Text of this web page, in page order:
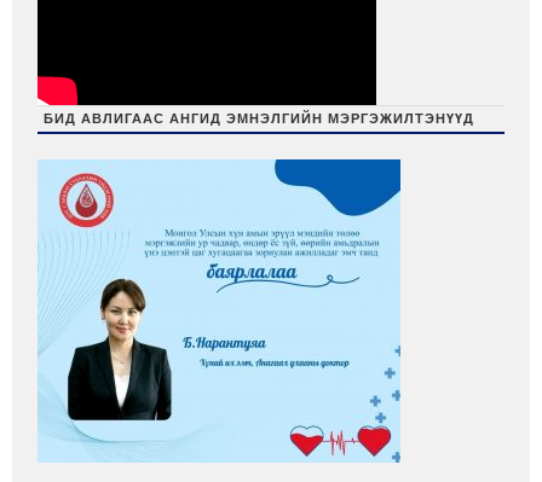
БИД АВЛИГААС АНГИД ЭМНЭЛГИЙН МЭРГЭЖИЛТЭНҮҮД